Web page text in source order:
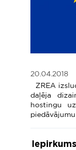
20.04.2018
ZREA
daļēja
hostingu